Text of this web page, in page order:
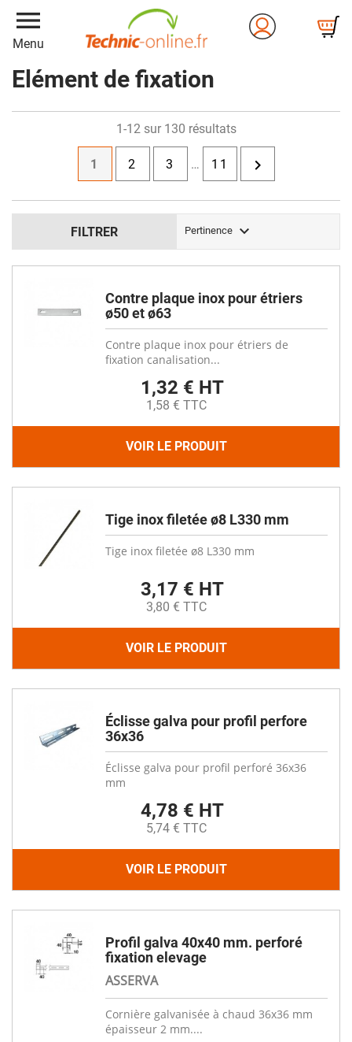
menu
Menu
Elément de fixation
FILTRER Pertinence 
1-12 sur 130 résultats
1 2 3 … 11 
Contre plaque inox pour étriers
ø50 et ø63
Contre plaque inox pour étriers de
fixation canalisation...
1,32 € HT
1,58 € TTC
VOIR LE PRODUIT
Tige inox filetée ø8 L330 mm
Tige inox filetée ø8 L330 mm
3,17 € HT
3,80 € TTC
VOIR LE PRODUIT
Éclisse galva pour profil perfore
36x36
Éclisse galva pour profil perforé 36x36
mm
4,78 € HT
5,74 € TTC
VOIR LE PRODUIT
Profil galva 40x40 mm. perforé
fixation elevage
ASSERVA
Cornière galvanisée à chaud 36x36 mm
épaisseur 2 mm....